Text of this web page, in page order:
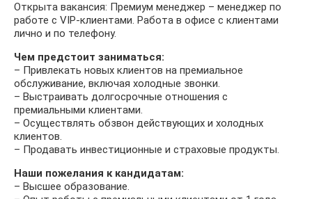
Открыта вакансия: Премиум менеджер – менеджер по
работе с VIP-клиентами. Работа в офисе с клиентами
лично и по телефону.
Чем предстоит заниматься:
– Привлекать новых клиентов на премиальное
обслуживание, включая холодные звонки.
– Выстраивать долгосрочные отношения с
премиальными клиентами.
– Осуществлять обзвон действующих и холодных
клиентов.
– Продавать инвестиционные и страховые продукты.
Наши пожелания к кандидатам:
– Высшее образование.